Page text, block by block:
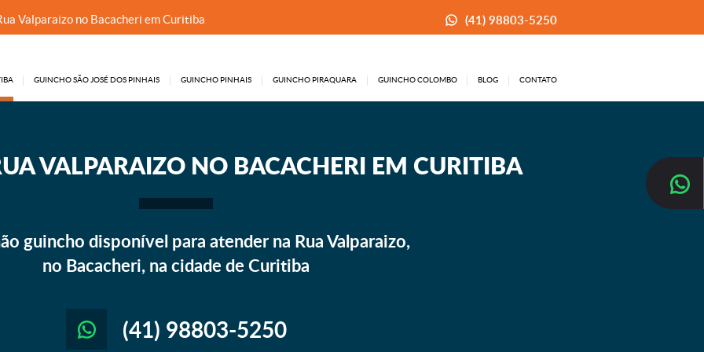
Valparaizo no Bacacheri em Curitiba (41) 98803-5250
GUINCHO SÃO JOSÉ DOS PINHAIS GUINCHO PINHAIS GUINCHO PIRAQUARA GUINCHO COLOMBO BLOG CONTATO
VALPARAIZO NO BACACHERI EM CURITIBA
guincho disponível para atender na Rua Valparaizo,
no Bacacheri, na cidade de Curitiba
(41) 98803-5250